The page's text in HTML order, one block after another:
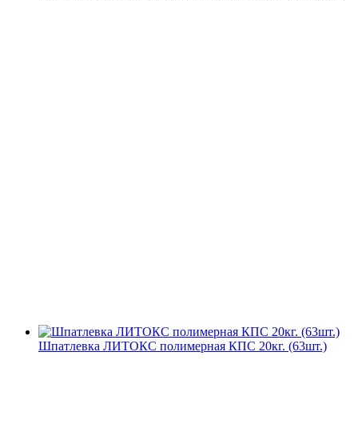
Шпатлевка ЛИТОКС полимерная КПС 20кг. (63шт.)